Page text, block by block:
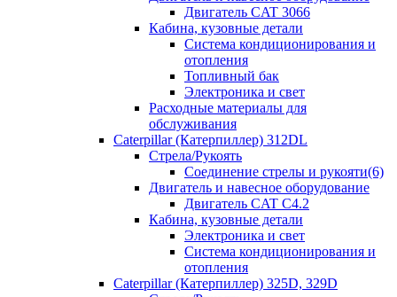
Двигатель CAT 3066
Кабина, кузовные детали
Система кондиционирования и
отопления
Топливный бак
Электроника и свет
Расходные материалы для
обслуживания
Caterpillar (Катерпиллер) 312DL
Стрела/Рукоять
Соединение стрелы и рукояти(6)
Двигатель и навесное оборудование
Двигатель CAT С4.2
Кабина, кузовные детали
Электроника и свет
Система кондиционирования и
отопления
Caterpillar (Катерпиллер) 325D, 329D